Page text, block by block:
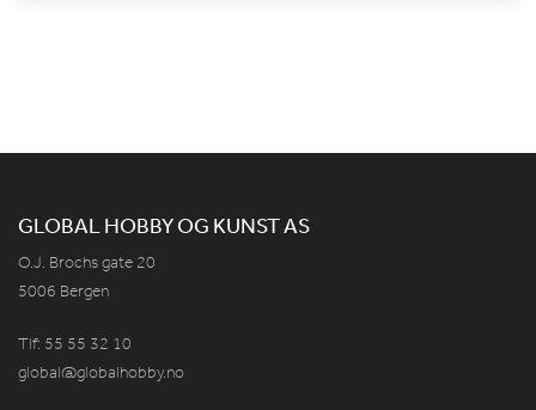
GLOBAL HOBBY OG KUNST AS
O.J. Brochs gate 20
5006 Bergen
Tlf: 55 55 32 10
global@globalhobby.no